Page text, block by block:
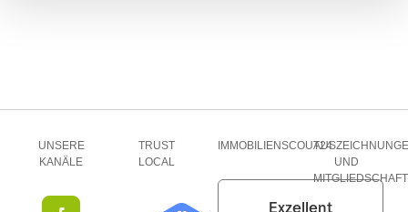
UNSERE
KANÄLE
TRUST
LOCAL
IMMOBILIENSCOUT24
UND